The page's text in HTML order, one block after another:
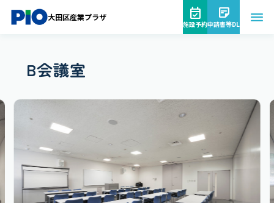
大田区産業プラザ
施設予約申請書等DL
B会議室